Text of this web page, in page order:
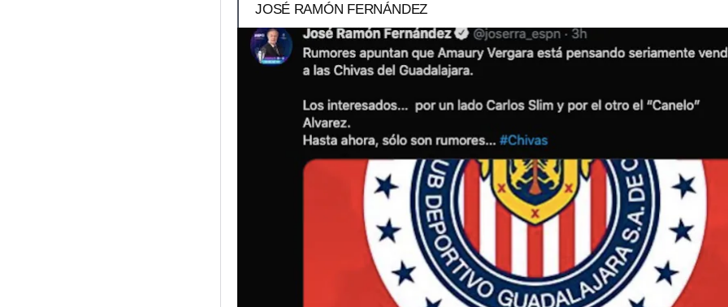
JOSÉ RAMÓN FERNÁNDEZ